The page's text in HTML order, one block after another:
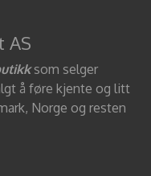
AS
som selger
å føre kjente og litt
Norge og resten